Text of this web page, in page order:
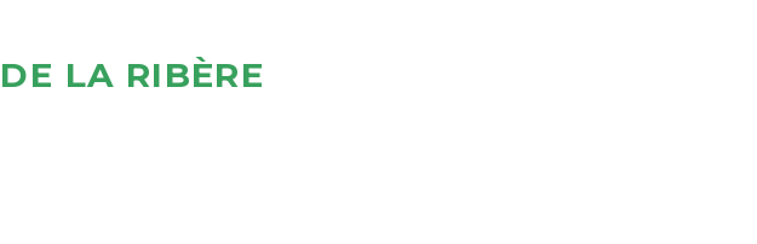
LA RIBÈRE